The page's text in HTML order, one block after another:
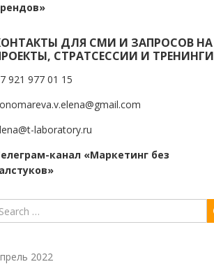
ДЛЯ СМИ И ЗАПРОСОВ НА
СТРАТСЕССИИ И ТРЕНИНГИ
921 977 01 15
laboratory.ru
канал «Маркетинг без
2022